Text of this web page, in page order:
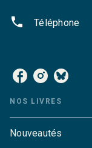
phone Téléphone
NOS LIVRES
Nouveautés